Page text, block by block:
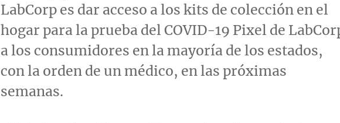
LabCorp es dar acceso a los kits de colección en el
hogar para la prueba del COVID-19 Pixel de
a los consumidores en la mayoría de los estados,
con la orden de un médico, en las próximas
semanas.